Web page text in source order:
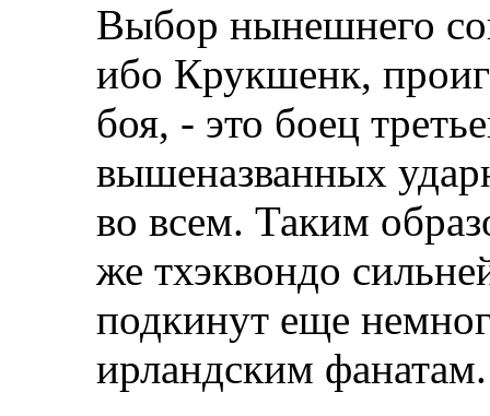
Выбор нынешнего
ибо Крукшенк,
боя, - это боец
вышеназванных
во всем. Таким
же тхэквондо
подкинут еще
ирландским фанатам.